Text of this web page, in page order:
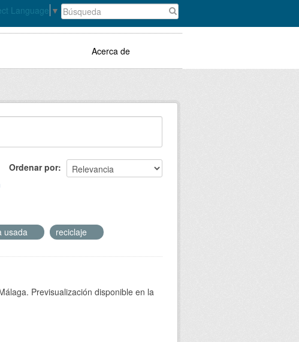
Language ▼
Acerca de
Ordenar por
usada reciclaje
Previsualización disponible en la